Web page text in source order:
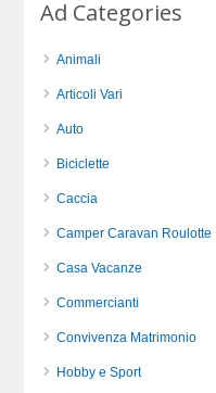
Ad Categories
Animali
Articoli Vari
Auto
Biciclette
Caccia
Camper Caravan Roulotte
Casa Vacanze
Commercianti
Convivenza Matrimonio
Hobby e Sport